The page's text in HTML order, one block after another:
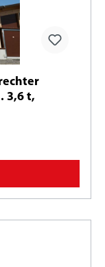
3,6 t,